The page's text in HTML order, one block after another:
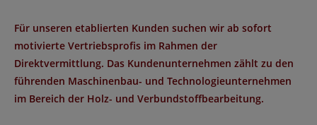
Für unseren etablierten Kunden suchen wir ab sofort
motivierte Vertriebsprofis im Rahmen der
Direktvermittlung. Das Kundenunternehmen zählt zu den
führenden Maschinenbau- und Technologieunternehmen
im Bereich der Holz- und Verbundstoffbearbeitung.